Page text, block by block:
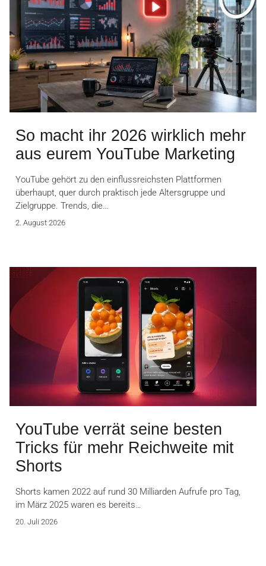
So macht ihr 2026 wirklich mehr
aus eurem YouTube Marketing
YouTube gehört zu den einflussreichsten Plattformen
überhaupt, quer durch praktisch jede Altersgruppe und
Zielgruppe. Trends, die…
2. August 2026
YouTube verrät seine besten
Tricks für mehr Reichweite mit
Shorts
Shorts kamen 2022 auf rund 30 Milliarden Aufrufe pro Tag,
im März 2025 waren es bereits…
20. Juli 2026